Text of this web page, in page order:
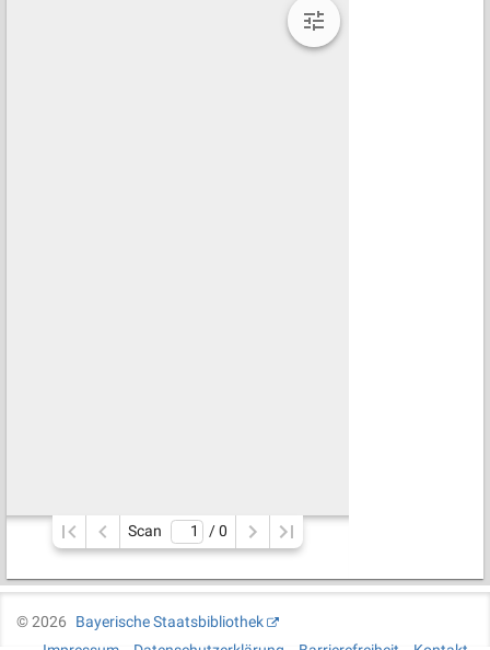
Scan / 0
©2026
Bayerische Staatsbibliothek